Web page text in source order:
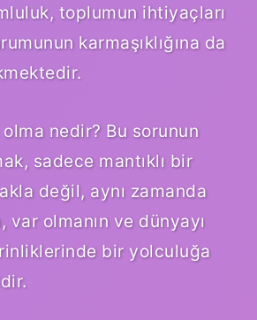
toplumun ihtiyaçları
karmaşıklığına da
nedir? Bu sorunun
sadece mantıklı bir
değil, aynı zamanda
var olmanın ve dünyayı
bir yolculuğa